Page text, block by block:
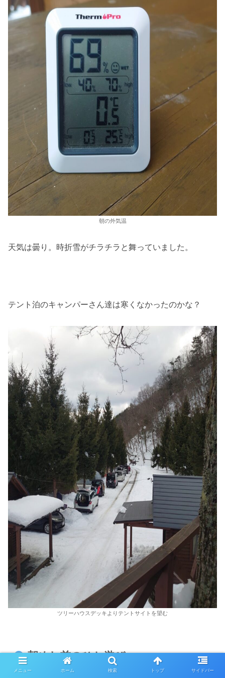
朝の外気温
天気は曇り。時折雪がチラチラと舞っていました。
テント泊のキャンパーさん達は寒くなかったのかな？
ツリーハウスデッキよりテントサイトを望む
朝めし前のひと遊び
メニュー ホーム 検索 トップ サイドバー